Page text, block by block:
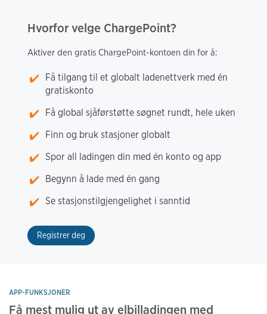
Hvorfor velge ChargePoint?
Aktiver den gratis ChargePoint-kontoen din for å:
Få tilgang til et globalt ladenettverk med én
gratiskonto
Få global sjåførstøtte søgnet rundt, hele uken
Finn og bruk stasjoner globalt
Spor all ladingen din med én konto og app
Begynn å lade med én gang
Se stasjonstilgjengelighet i sanntid
Registrer deg
APP-FUNKSJONER
Få mest mulig ut av elbilladingen med